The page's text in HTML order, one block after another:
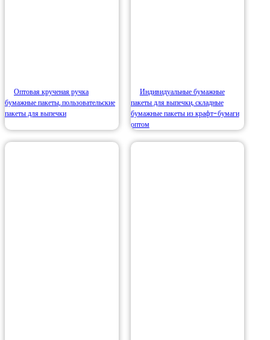
Оптовая крученая ручка
бумажные пакеты, пользовательские
пакеты для выпечки
Индивидуальные бумажные
пакеты для выпечки, складные
бумажные пакеты из крафт-бумаги
оптом